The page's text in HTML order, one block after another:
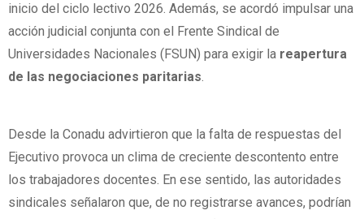
inicio del ciclo lectivo 2026. Además, se acordó impulsar una
acción judicial conjunta con el Frente Sindical de
Universidades Nacionales (FSUN) para exigir la reapertura
de las negociaciones paritarias.
Desde la Conadu advirtieron que la falta de respuestas del
Ejecutivo provoca un clima de creciente descontento entre
los trabajadores docentes. En ese sentido, las autoridades
sindicales señalaron que, de no registrarse avances, podrían